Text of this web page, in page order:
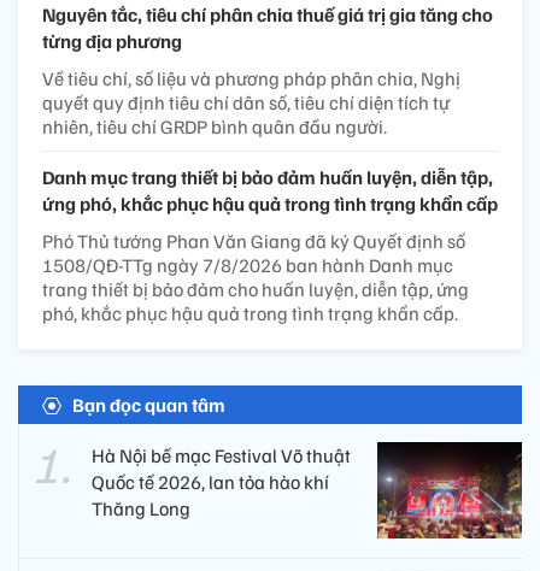
Nguyên tắc, tiêu chí phân chia thuế giá trị gia tăng cho
từng địa phương
Về tiêu chí, số liệu và phương pháp phân chia, Nghị
quyết quy định tiêu chí dân số, tiêu chí diện tích tự
nhiên, tiêu chí GRDP bình quân đầu người.
Danh mục trang thiết bị bảo đảm huấn luyện, diễn tập,
ứng phó, khắc phục hậu quả trong tình trạng khẩn cấp
Phó Thủ tướng Phan Văn Giang đã ký Quyết định số
1508/QĐ-TTg ngày 7/8/2026 ban hành Danh mục
trang thiết bị bảo đảm cho huấn luyện, diễn tập, ứng
phó, khắc phục hậu quả trong tình trạng khẩn cấp.
Bạn đọc quan tâm
Hà Nội bế mạc Festival Võ thuật
Quốc tế 2026, lan tỏa hào khí
Thăng Long